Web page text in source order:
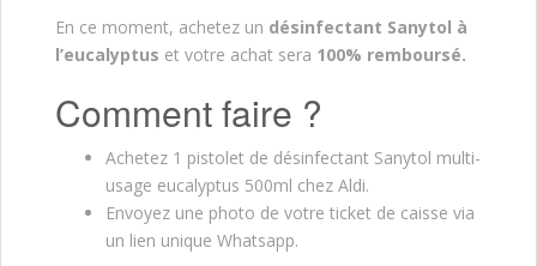
En ce moment, achetez un désinfectant Sanytol à
l’eucalyptus et votre achat sera 100% remboursé.
Comment faire ?
Achetez 1 pistolet de désinfectant Sanytol multi-
usage eucalyptus 500ml chez Aldi.
Envoyez une photo de votre ticket de caisse via
un lien unique Whatsapp.